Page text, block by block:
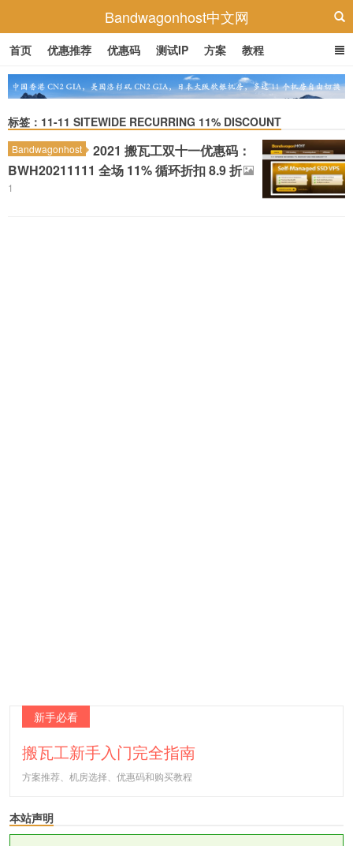
Bandwagonhost中文网
首页 优惠推荐 优惠码 测试IP 方案 教程
标签：11-11 SITEWIDE RECURRING 11% DISCOUNT
Bandwagonhost
2021 搬瓦工双十一优惠码：
BWH20211111 全场 11% 循环折扣 8.9 折
1
新手必看
搬瓦工新手入门完全指南
方案推荐、机房选择、优惠码和购买教程
本站声明